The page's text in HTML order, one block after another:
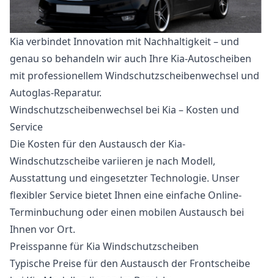
Kia verbindet Innovation mit Nachhaltigkeit – und
genau so behandeln wir auch Ihre Kia-Autoscheiben
mit professionellem Windschutzscheibenwechsel und
Autoglas-Reparatur.
Windschutzscheibenwechsel bei Kia – Kosten und
Service
Die Kosten für den Austausch der Kia-
Windschutzscheibe variieren je nach Modell,
Ausstattung und eingesetzter Technologie. Unser
flexibler Service bietet Ihnen eine einfache Online-
Terminbuchung oder einen mobilen Austausch bei
Ihnen vor Ort.
Preisspanne für Kia Windschutzscheiben
Typische Preise für den Austausch der Frontscheibe